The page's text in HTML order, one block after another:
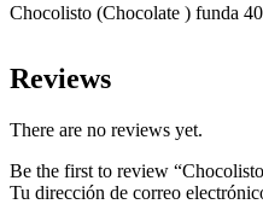
Chocolisto (Chocolate ) funda
Reviews
There are no reviews yet.
Be the first to review
Tu dirección de correo